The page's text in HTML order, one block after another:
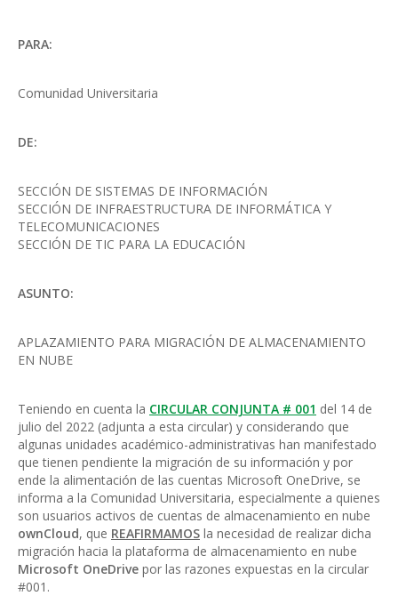
PARA:
Comunidad Universitaria
DE:
SECCIÓN DE SISTEMAS DE INFORMACIÓN
SECCIÓN DE INFRAESTRUCTURA DE INFORMÁTICA Y
TELECOMUNICACIONES
SECCIÓN DE TIC PARA LA EDUCACIÓN
ASUNTO:
APLAZAMIENTO PARA MIGRACIÓN DE ALMACENAMIENTO
EN NUBE
Teniendo en cuenta la CIRCULAR CONJUNTA # 001 del 14 de
julio del 2022 (adjunta a esta circular) y considerando que
algunas unidades académico-administrativas han manifestado
que tienen pendiente la migración de su información y por
ende la alimentación de las cuentas Microsoft OneDrive, se
informa a la Comunidad Universitaria, especialmente a quienes
son usuarios activos de cuentas de almacenamiento en nube
ownCloud, que REAFIRMAMOS la necesidad de realizar dicha
migración hacia la plataforma de almacenamiento en nube
Microsoft OneDrive por las razones expuestas en la circular
#001.